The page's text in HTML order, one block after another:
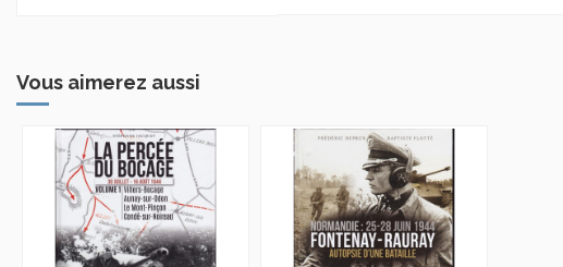
Vous aimerez aussi